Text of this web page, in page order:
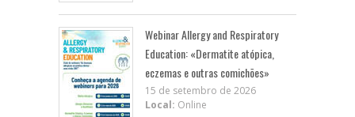
Webinar Allergy and Respiratory
Education: «Dermatite atópica,
eczemas e outras comichões»
15 de setembro de 2026
Local: Online